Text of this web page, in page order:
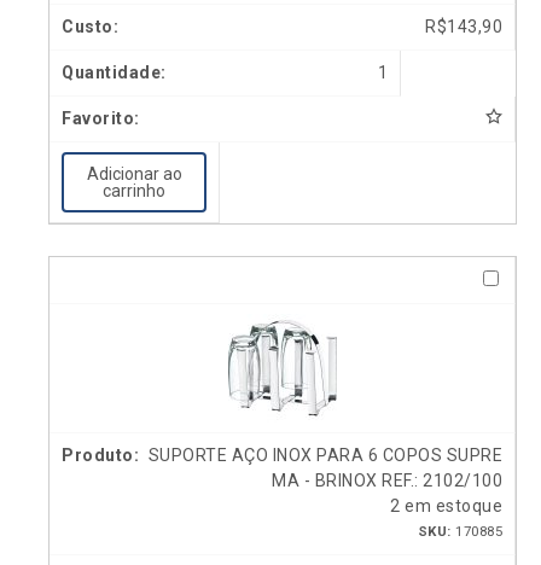
R$143,90
1
Adicionar ao
carrinho
SUPORTE AÇO INOX PARA 6 COPOS SUPRE
MA - BRINOX REF.: 2102/100
2 em estoque
SKU: 170885